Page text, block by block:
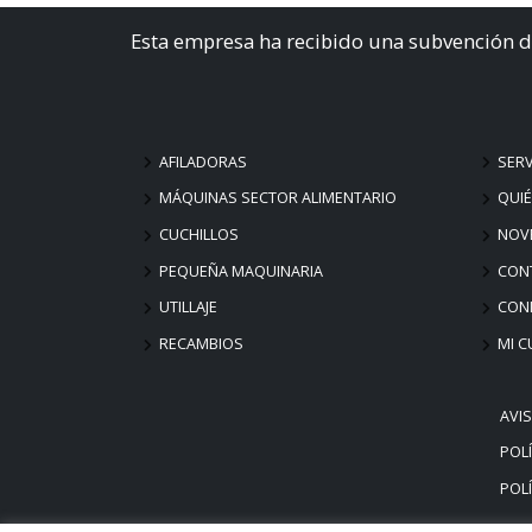
Esta empresa ha recibido una subvención
AFILADORAS
MÁQUINAS SECTOR ALIMENTARIO
CUCHILLOS
PEQUEÑA MAQUINARIA
UTILLAJE
RECAMBIOS
MI